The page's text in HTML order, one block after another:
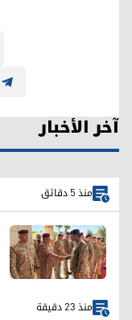
آخر الأخبار
منذ 5 دقائق
منذ 23 دقيقة